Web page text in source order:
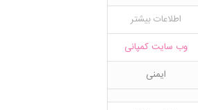
اطلاعات بیشتر
وب سایت کمپانی
ایمنی